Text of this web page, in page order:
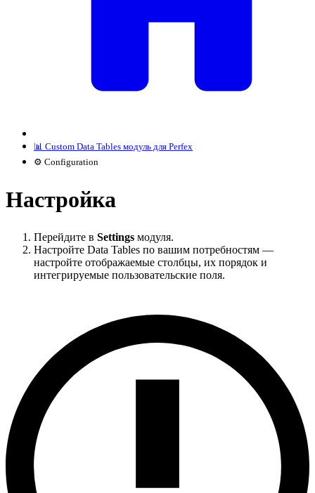
📊 Custom Data Tables модуль для Perfex
⚙️ Configuration
Настройка
Перейдите в Settings модуля.
Настройте Data Tables по вашим потребностям —
настройте отображаемые столбцы, их порядок и
интегрируемые пользовательские поля.